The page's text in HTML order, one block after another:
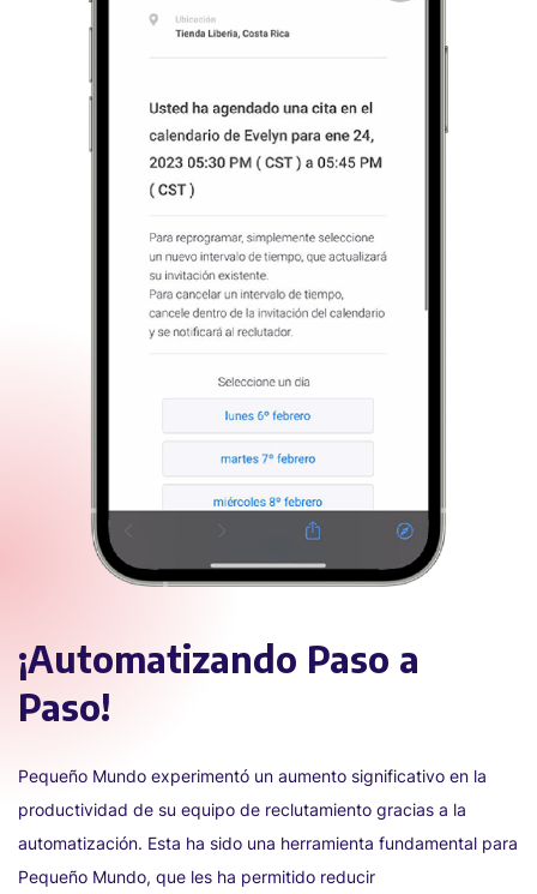
¡Automatizando Paso a
Paso!
Pequeño Mundo experimentó un aumento significativo en la
productividad de su equipo de reclutamiento gracias a la
automatización. Esta ha sido una herramienta fundamental para
Pequeño Mundo, que les ha permitido reducir